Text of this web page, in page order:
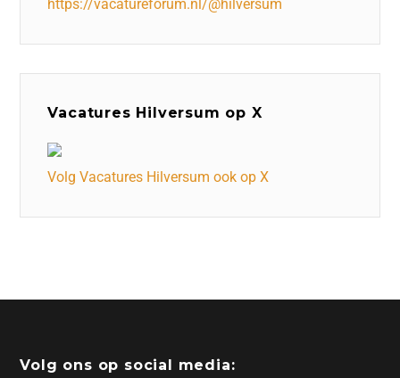
https://vacatureforum.nl/@hilversum
Vacatures Hilversum op X
Volg Vacatures Hilversum ook op X
Volg ons op social media: